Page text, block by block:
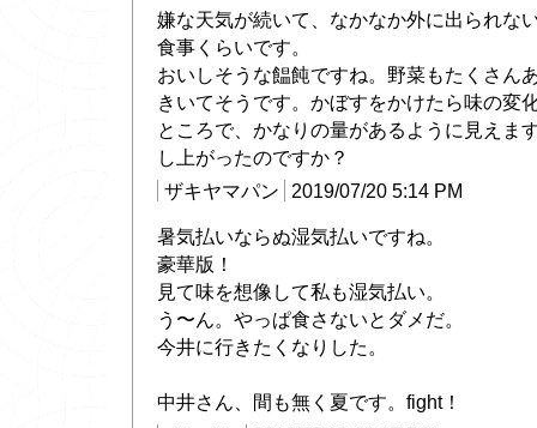
嫌な天気が続いて、なかなか外に出られな
食事くらいです。
おいしそうな饂飩ですね。野菜もたくさん
きいてそうです。かぼすをかけたら味の変
ところで、かなりの量があるように見えま
し上がったのですか？
ザキヤマパン
2019/07/20 5:14 PM
暑気払いならぬ湿気払いですね。
豪華版！
見て味を想像して私も湿気払い。
う〜ん。やっぱ食さないとダメだ。
今井に行きたくなりした。
中井さん、間も無く夏です。fight！